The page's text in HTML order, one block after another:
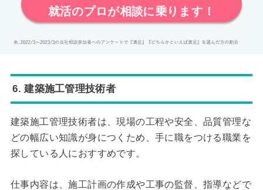
就活のプロが相談に乗ります！
6. 建築施工管理技術者
建築施工管理技術者は、現場の工程や安全、品質管理な
どの幅広い知識が身につくため、手に職をつける職業を
探している人におすすめです。
仕事内容は、施工計画の作成や工事の監督、指導などで